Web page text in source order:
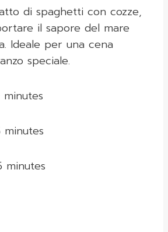
di spaghetti con cozze,
il sapore del mare
Ideale per una cena
speciale.
minutes
minutes
minutes